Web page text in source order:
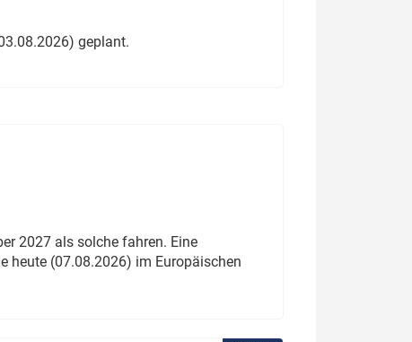
geplant.
2027 als solche fahren. Eine
heute (07.08.2026) im Europäischen